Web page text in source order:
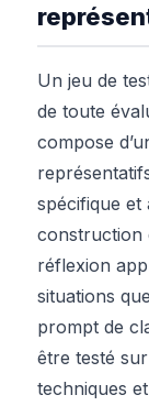
Un jeu de
de toute
compose
spécifique et
construction
réflexion
situations
prompt de
être testé
techniques